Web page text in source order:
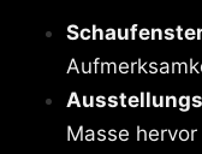
Masse hervor